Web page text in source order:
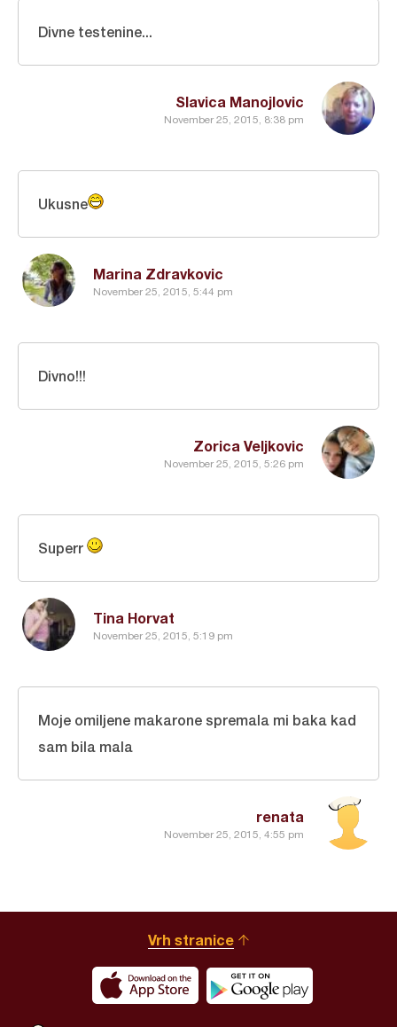
Slavica Manojlovic
November 25, 2015, 8:38 pm
Divne testenine...
Marina Zdravkovic
November 25, 2015, 5:44 pm
Ukusne
Zorica Veljkovic
November 25, 2015, 5:26 pm
Divno!!!
Tina Horvat
November 25, 2015, 5:19 pm
Superr
renata
November 25, 2015, 4:55 pm
Moje omiljene makarone spremala mi baka kad
sam bila mala
Vrh stranice